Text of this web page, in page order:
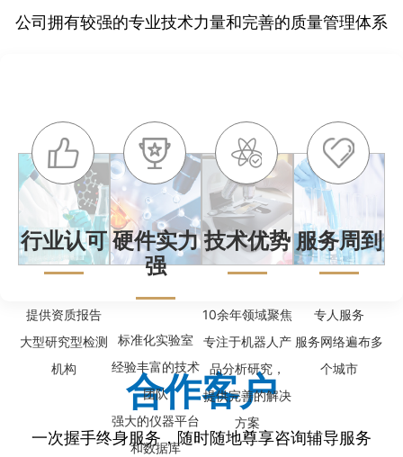
公司拥有较强的专业技术力量和完善的质量管理体系
行业认可
提供资质报告
大型研究型检测
机构
硬件实力
强
标准化实验室
经验丰富的技术
团队
强大的仪器平台
和数据库
技术优势
10余年领域聚焦
专注于机器人产
品分析研究，
提供完善的解决
方案
服务周到
专人服务
服务网络遍布多
个城市
合作客户
一次握手终身服务，随时随地尊享咨询辅导服务